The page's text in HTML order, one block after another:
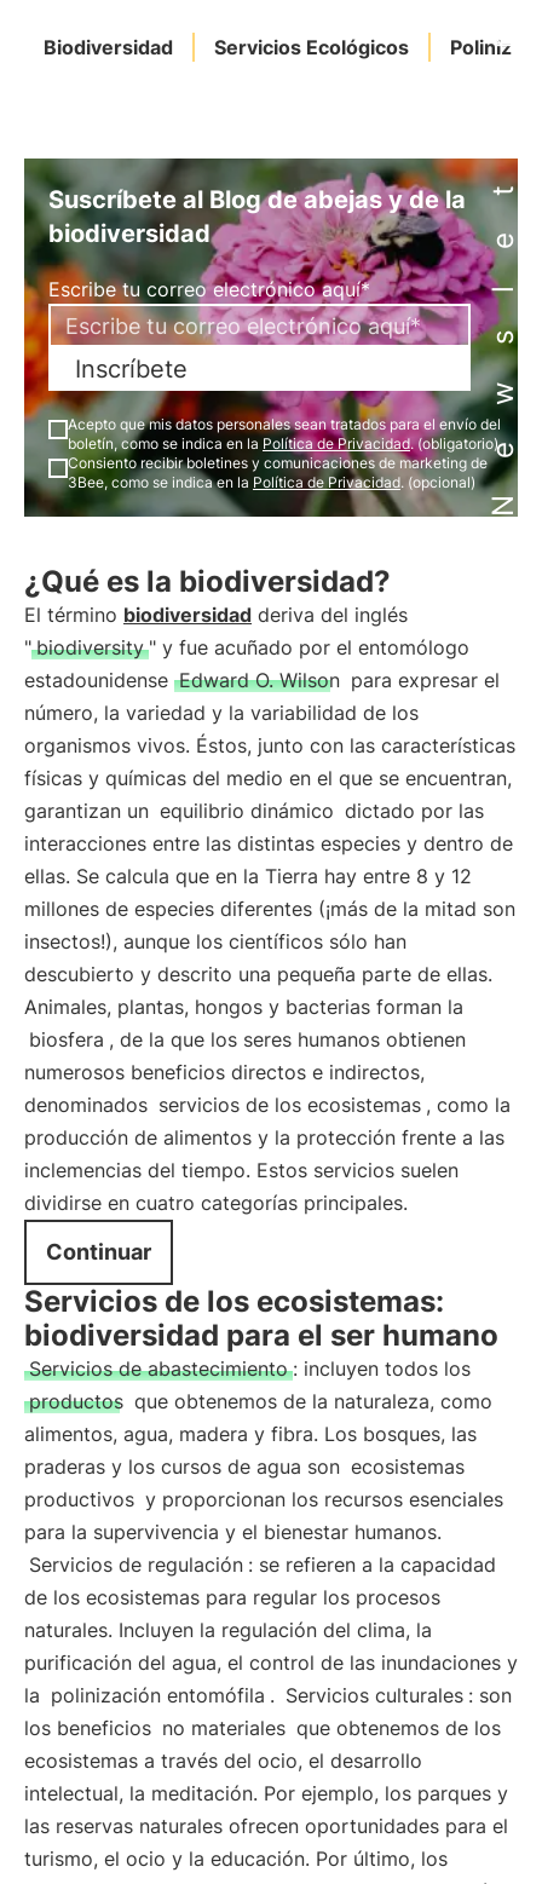
Biodiversidad Servicios Ecológicos Newsletter
Suscríbete al Blog de abejas y de la
biodiversidad
Escribe tu correo electrónico aquí*
Inscríbete
Acepto que mis datos personales sean tratados para el envío del
boletín, como se indica en la Política de Privacidad. (obligatorio)
Consiento recibir boletines y comunicaciones de marketing de
3Bee, como se indica en la Política de Privacidad. (opcional)
¿Qué es la biodiversidad?
El término biodiversidad deriva del inglés
" biodiversity " y fue acuñado por el entomólogo
estadounidense Edward O. Wilson para expresar el
número, la variedad y la variabilidad de los
organismos vivos. Éstos, junto con las características
físicas y químicas del medio en el que se encuentran,
garantizan un equilibrio dinámico dictado por las
interacciones entre las distintas especies y dentro de
ellas. Se calcula que en la Tierra hay entre 8 y 12
millones de especies diferentes (¡más de la mitad son
insectos!), aunque los científicos sólo han
descubierto y descrito una pequeña parte de ellas.
Animales, plantas, hongos y bacterias forman la
biosfera , de la que los seres humanos obtienen
numerosos beneficios directos e indirectos,
denominados servicios de los ecosistemas , como la
producción de alimentos y la protección frente a las
inclemencias del tiempo. Estos servicios suelen
dividirse en cuatro categorías principales.
Continuar
Servicios de los ecosistemas:
biodiversidad para el ser humano
Servicios de abastecimiento : incluyen todos los
productos que obtenemos de la naturaleza, como
alimentos, agua, madera y fibra. Los bosques, las
praderas y los cursos de agua son ecosistemas
productivos y proporcionan los recursos esenciales
para la supervivencia y el bienestar humanos.
Servicios de regulación : se refieren a la capacidad
de los ecosistemas para regular los procesos
naturales. Incluyen la regulación del clima, la
purificación del agua, el control de las inundaciones y
la polinización entomófila . Servicios culturales : son
los beneficios no materiales que obtenemos de los
ecosistemas a través del ocio, el desarrollo
intelectual, la meditación. Por ejemplo, los parques y
las reservas naturales ofrecen oportunidades para el
turismo, el ocio y la educación. Por último, los